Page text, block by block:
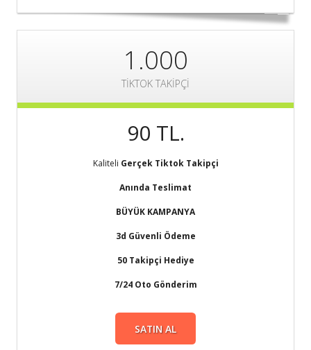
1.000
TİKTOK TAKİPÇİ
90 TL.
Kaliteli Gerçek Tiktok Takipçi
Anında Teslimat
BÜYÜK KAMPANYA
3d Güvenli Ödeme
50 Takipçi Hediye
7/24 Oto Gönderim
SATIN AL